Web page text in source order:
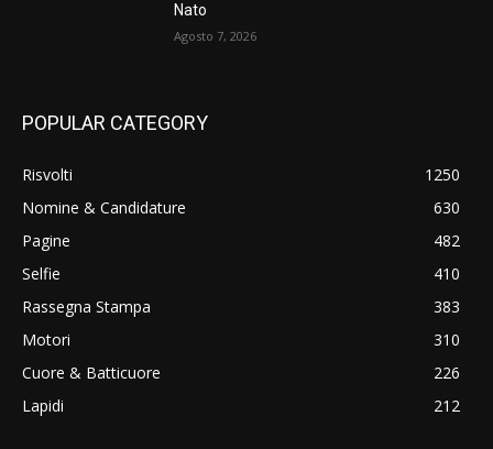
Nato
Agosto 7, 2026
POPULAR CATEGORY
Risvolti
1250
Nomine & Candidature
630
Pagine
482
Selfie
410
Rassegna Stampa
383
Motori
310
Cuore & Batticuore
226
Lapidi
212